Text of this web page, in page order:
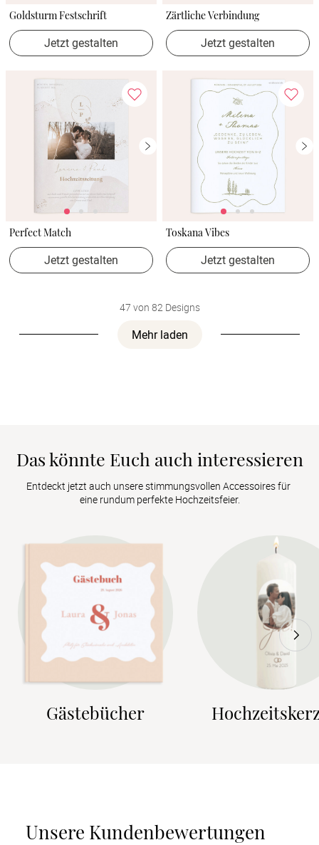
Goldsturm Festschrift
Jetzt gestalten
Zärtliche Verbindung
Jetzt gestalten
Perfect Match
Jetzt gestalten
Toskana Vibes
Jetzt gestalten
47 von 82 Designs
Mehr laden
Das könnte Euch auch interessieren
Entdeckt jetzt auch unsere stimmungsvollen Accessoires für
eine rundum perfekte Hochzeitsfeier.
Gästebücher
Unsere Kundenbewertungen